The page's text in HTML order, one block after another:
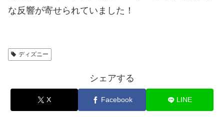
な反響が寄せられていました！
ディズニー
シェアする
X Facebook LINE